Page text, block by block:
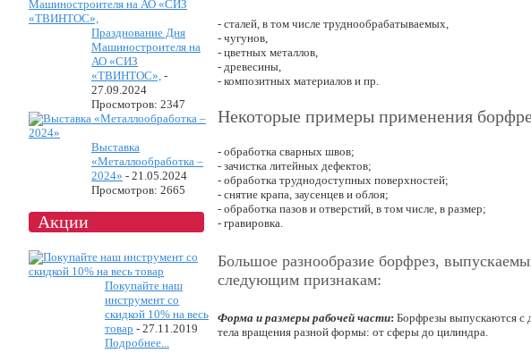
Празднование Дня
Машиностроителя на
АО «СИЗ
«ТВИНТОС», -
27.09.2024
Просмотров: 2347
Выставка
«Металлообработка –
2024» - 21.05.2024
Просмотров: 2665
Акции
Покупайте наш
инструмент со
скидкой 10% на весь
товар - 27.11.2019
Подробнее...
- сталей, в том числе труднообрабатываемых,
- чугунов,
- цветных металлов,
- древесины,
- композитных материалов и пр.
Некоторые примеры применения
- обработка сварных швов;
- зачистка литейных дефектов;
- обработка труднодоступных поверхностей;
- снятие крапа, заусенцев и облоя;
- обработка пазов и отверстий, в том числе, в размер;
- гравировка.
Большое разнообразие борфрез,
следующим признакам:
Форма и размеры рабочей части: Борфрезы выпускаются с
тела вращения разной формы: от сферы до цилиндра.